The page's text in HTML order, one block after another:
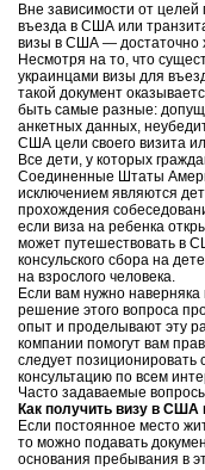
Вне зависимости от
въезда в США или
визы в США — достаточно
Несмотря на то, что
украинцами визы для
такой документ
быть самые разные:
анкетных данных,
США цели своего визита
Все дети, у которых
Соединенные Штаты
исключением являются
прохождения
если виза на ребенка
может путешествовать в
консульского сбора на
на взрослого человека.
Если вам нужно
решение этого вопроса
опыт и проделывают эту
компании помогут вам
следует
консультацию по всем
Часто задаваемые
Как получить визу в США
Если постоянное место
то можно подавать
основания пребывания в